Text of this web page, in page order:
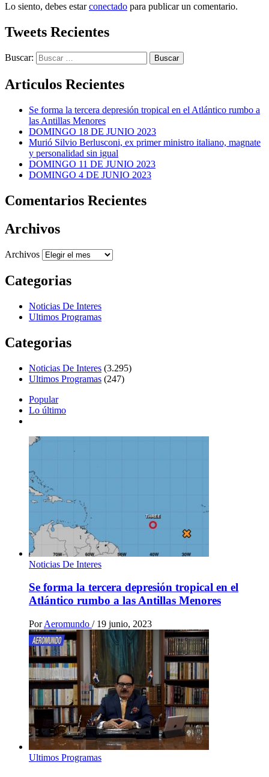
Lo siento, debes estarconectado para publicar un comentario.
Tweets Recientes
Buscar:
Articulos Recientes
Se forma la tercera depresión tropical en el Atlántico rumbo a
las Antillas Menores
DOMINGO 18 DE JUNIO 2023
Murió Silvio Berlusconi, ex primer ministro italiano, magnate
y personalidad sin igual
DOMINGO 11 DE JUNIO 2023
DOMINGO 4 DE JUNIO 2023
Comentarios Recientes
Archivos
Archivos
Categorias
Noticias De Interes
Ultimos Programas
Categorias
Noticias De Interes (3.295)
Ultimos Programas (247)
Popular
Lo último
Noticias De Interes
Se forma la tercera depresión tropical en el
Atlántico rumbo a las Antillas Menores
Por Aeromundo / 19 junio, 2023
Ultimos Programas